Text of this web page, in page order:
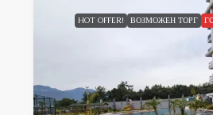
HOT OFFER! ВОЗМОЖЕН ТОРГ